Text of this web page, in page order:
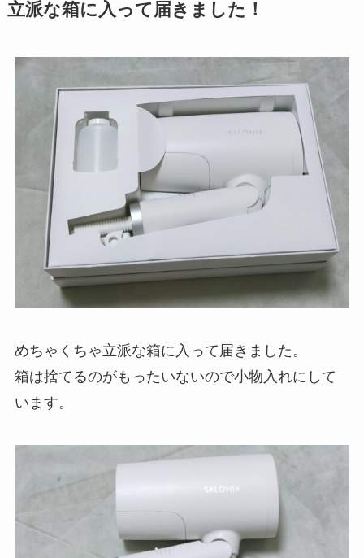
立派な箱に入って届きました！
めちゃくちゃ立派な箱に入って届きました。
箱は捨てるのがもったいないので小物入れにして
います。